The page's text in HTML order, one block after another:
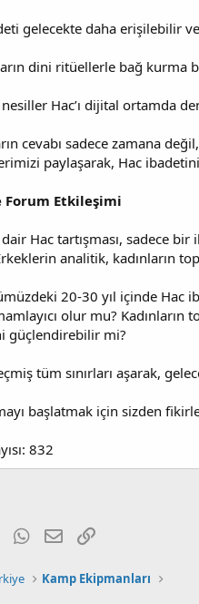
gelecekte daha erişilebilir
dini ritüellerle bağ kurma
Hac’ı dijital ortamda
cevabı sadece zamana
paylaşarak, Hac
Forum Etkileşimi
Hac tartışması, sadece
analitik, kadınların
20-30 yıl içinde Hac
olur mu?
güçlendirebilir mi?
tüm sınırları aşarak,
başlatmak için sizden
832
TumblrWhatsApp
E-postaLink
Kamp Ekipmanları